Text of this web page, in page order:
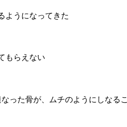
ようになってきた
もらえない
った骨が、ムチのようにしなる